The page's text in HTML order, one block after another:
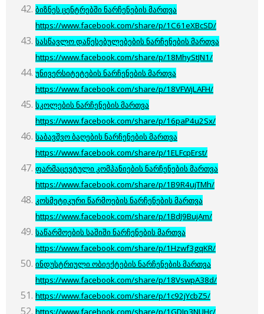
ბიზნეს ცენტრებში ნარჩენების მართვა
https://www.facebook.com/share/p/1C61eXBcSD/
სასწავლო დაწესებულებების ნარჩენების მართვა
https://www.facebook.com/share/p/18MhyStJN1/
უნივერსიტეტების ნარჩენების მართვა
https://www.facebook.com/share/p/18VFWjLAFH/
სკოლების ნარჩენების მართვა
https://www.facebook.com/share/p/16paP4u2Sx/
საბავშვო ბაღების ნარჩენების მართვა
https://www.facebook.com/share/p/1ELFcpErst/
ფარმაცევტული კომპანიების ნარჩენების მართვა
https://www.facebook.com/share/p/1B9R4ujTMh/
კოსმეტიკური წარმოების ნარჩენების მართვა
https://www.facebook.com/share/p/1BdJ9BujAm/
საწარმოების საშიში ნარჩენების მართვა
https://www.facebook.com/share/p/1Hzwf3gqKR/
ინდუსტრიული ობიექტების ნარჩენების მართვა
https://www.facebook.com/share/p/18VswpA38d/
https://www.facebook.com/share/p/1c92jYcbZ5/
https://www.facebook.com/share/p/1GDJp3NUHc/